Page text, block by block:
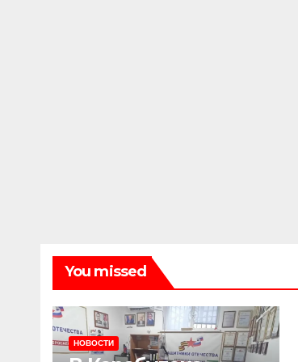
You missed
НОВОСТИ